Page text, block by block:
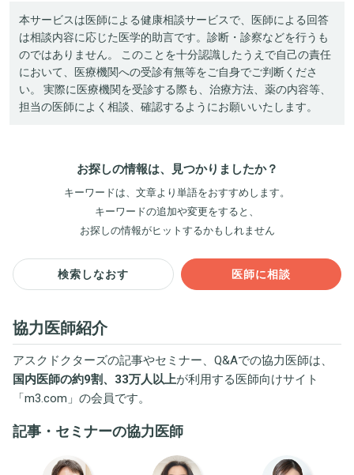
本サービスは医師による健康相談サービスで、医師による回答
は相談内容に応じた医学的助言です。診断・診察などを行うも
のではありません。 このことを十分認識したうえで自己の責任
において、医療機関への受診有無等をご自身でご判断くださ
い。 実際に医療機関を受診する際も、治療方法、薬の内容等、
担当の医師によく相談、確認するようにお願いいたします。
お探しの情報は、見つかりましたか？
キーワードは、文章より単語をおすすめします。
キーワードの追加や変更をすると、
お探しの情報がヒットするかもしれません
検索しなおす 医師に相談
協力医師紹介
アスクドクターズの記事やセミナー、Q&Aでの協力医師は、
国内医師の約9割、33万人以上が利用する医師向けサイト
「m3.com 」の会員です。
記事・セミナーの協力医師